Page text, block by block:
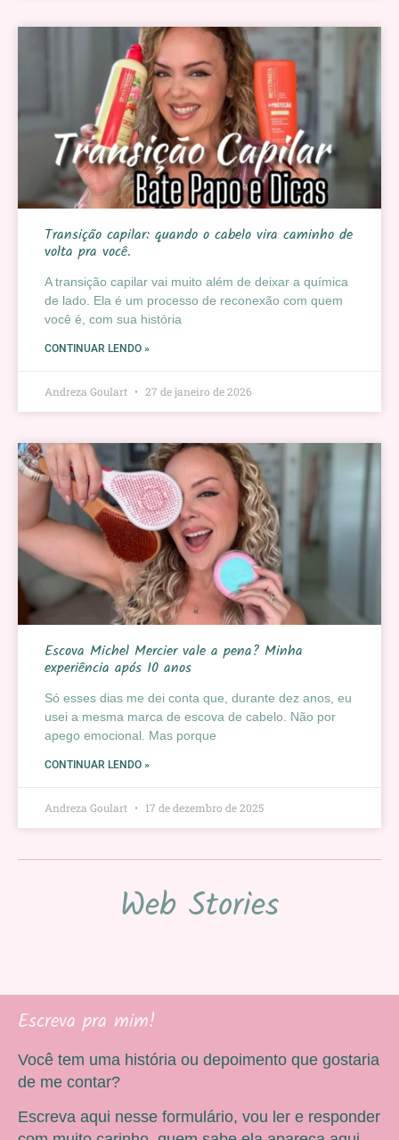
Transição capilar: quando o cabelo vira caminho de
volta pra você.
A transição capilar vai muito além de deixar a química
de lado. Ela é um processo de reconexão com quem
você é, com sua história
CONTINUAR LENDO »
Andreza Goulart 27 de janeiro de 2026
Escova Michel Mercier vale a pena? Minha
experiência após 10 anos
Só esses dias me dei conta que, durante dez anos, eu
usei a mesma marca de escova de cabelo. Não por
apego emocional. Mas porque
CONTINUAR LENDO »
Andreza Goulart 17 de dezembro de 2025
Web Stories
Escreva pra mim!
Você tem uma história ou depoimento que gostaria
de me contar?
Escreva aqui nesse formulário, vou ler e responder